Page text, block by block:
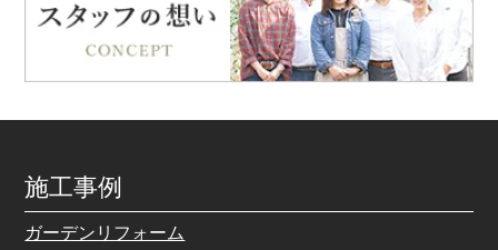
施工事例
ガーデンリフォーム